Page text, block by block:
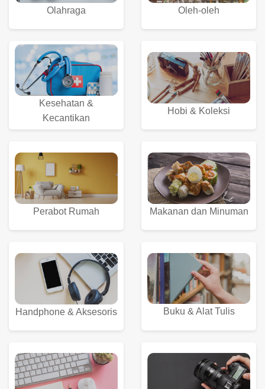
Olahraga Oleh-oleh
Kesehatan &
Kecantikan
Hobi & Koleksi
Perabot Rumah Makanan dan Minuman
Handphone & Aksesoris Buku & Alat Tulis